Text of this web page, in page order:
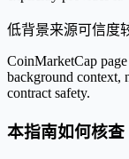
低背景来源可信度
CoinMarketCap
background context,
contract safety.
本指南如何核查